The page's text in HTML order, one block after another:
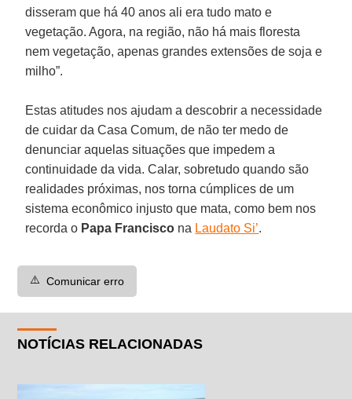
disseram que há 40 anos ali era tudo mato e
vegetação. Agora, na região, não há mais floresta
nem vegetação, apenas grandes extensões de soja e
milho”.
Estas atitudes nos ajudam a descobrir a necessidade
de cuidar da Casa Comum, de não ter medo de
denunciar aquelas situações que impedem a
continuidade da vida. Calar, sobretudo quando são
realidades próximas, nos torna cúmplices de um
sistema econômico injusto que mata, como bem nos
recorda o Papa Francisco na Laudato Si’.
⚠️ Comunicar erro
NOTÍCIAS RELACIONADAS